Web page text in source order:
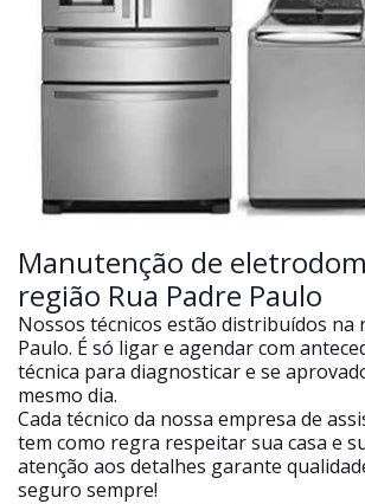
Manutenção de
região Rua Padre Paulo
Nossos técnicos estão distribuídos na
Paulo. É só ligar e agendar com
técnica para diagnosticar e se
mesmo dia.
Cada técnico da nossa empresa de
tem como regra respeitar sua casa e
atenção aos detalhes garante
seguro sempre!